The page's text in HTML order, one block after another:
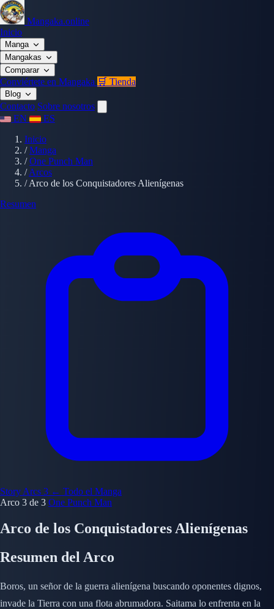
Mangaka.online
Inicio
Manga
Mangakas
Comparar
Conviértete en Mangaka 🛒 Tienda
Blog
Contacto Sobre nosotros
EN
ES
Inicio
/ Manga
/ One Punch Man
/ Arcos
/ Arco de los Conquistadores Alienígenas
Resumen
Story Arcs 3 ← Todo el Manga
Arco 3 de 3 One Punch Man
Arco de los Conquistadores Alienígenas
Resumen del Arco
Boros, un señor de la guerra alienígena buscando oponentes dignos,
invade la Tierra con una flota abrumadora. Saitama lo enfrenta en la